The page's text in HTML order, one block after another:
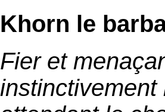
Khorn le
Fier et